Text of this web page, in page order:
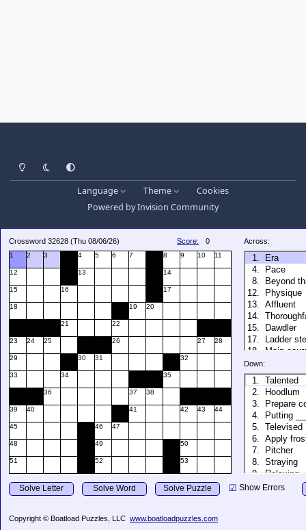
Light ModeDark ModeSystem Preference
Language Theme
Cookies
Powered byInvision Community